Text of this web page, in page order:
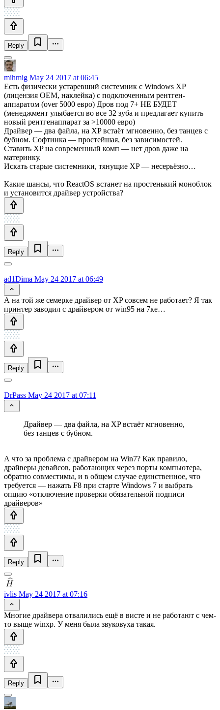
Reply
mihmig May 24 2017 at 06:45
Есть физически устаревший системник с Windows XP
(лицензия OEM, наклейка) с подключенным рентген-
аппаратом (over 5000 евро) Дров под 7+ НЕ БУДЕТ
(менеджмент улыбается во все 32 зуба и предлагает купить
новый рентгенаппарат за >10000 евро)
Драйвер — два файла, на XP встаёт мгновенно, без танцев с
бубном. Софтинка — простейшая, без зависимостей.
Ставить XP на современный комп — нет дров даже на
материнку.
Искать старые системники, тянущие XP — несерьёзно…
Какие шансы, что ReactOS встанет на простенький моноблок
и установится драйвер устройства?
Reply
ad1Dima May 24 2017 at 06:49
А на той же семерке драйвер от XP совсем не работает? Я так
принтер заводил с драйвером от win95 на 7ке…
Reply
DrPass May 24 2017 at 07:11
Драйвер — два файла, на XP встаёт мгновенно,
без танцев с бубном.
А что за проблема с драйвером на Win7? Как правило,
драйверы девайсов, работающих через порты компьютера,
обратно совместимы, и в общем случае единственное, что
требуется — нажать F8 при старте Windows 7 и выбрать
опцию «отключение проверки обязательной подписи
драйверов»
Reply
ivlis May 24 2017 at 07:16
Многие драйвера отвалились ещё в висте и не работают с чем-
то выще winxp. У меня была звуковуха такая.
Reply